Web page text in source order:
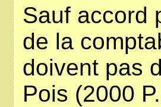
Sauf accord
de la
doivent pas
Pois (2000